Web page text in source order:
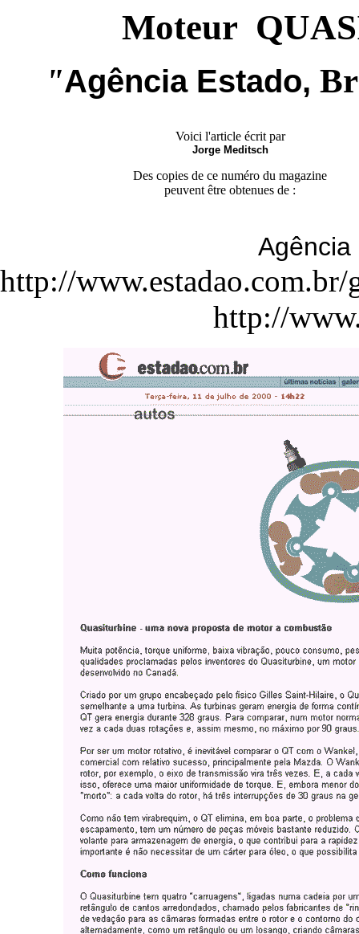
Moteur
"Agência Estado,
Voici l'article écrit par
Jorge Meditsch
Des copies de ce numéro du magazine
peuvent être obtenues de :
Agência
http://
http://